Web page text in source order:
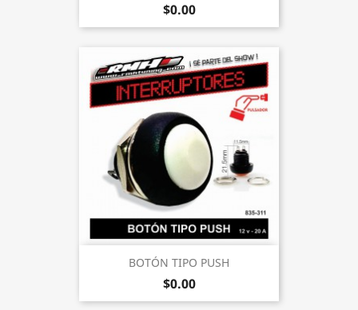
$0.00
BOTÓN TIPO PUSH
$0.00